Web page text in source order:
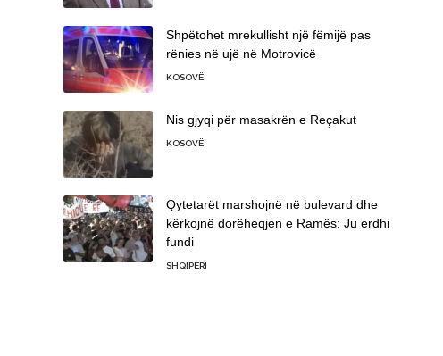
Shpëtohet mrekullisht një fëmijë pas
rënies në ujë në Motrovicë
KOSOVË
Nis gjyqi për masakrën e Reçakut
KOSOVË
Qytetarët marshojnë në bulevard dhe
kërkojnë dorëheqjen e Ramës: Ju erdhi
fundi
SHQIPËRI